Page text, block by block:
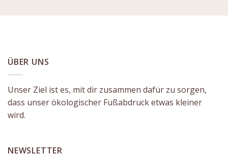
ÜBER UNS
Unser Ziel ist es, mit dir zusammen dafür zu sorgen,
dass unser ökologischer Fußabdruck etwas kleiner
wird.
NEWSLETTER